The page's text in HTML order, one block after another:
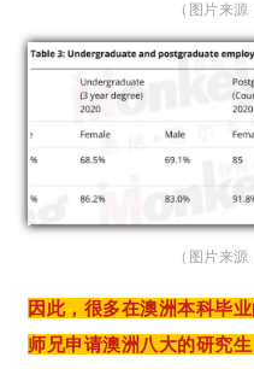
（图片来
（图片来
因此，很多在澳洲本科毕
师兄申请澳洲八大的研究